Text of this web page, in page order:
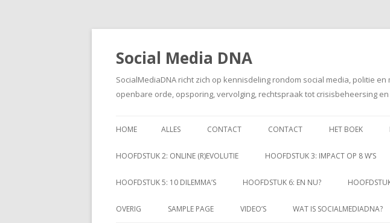
Social Media DNA
SocialMediaDNA richt zich op kennisdeling rondom social media, politie
openbare orde, opsporing, vervolging, rechtspraak tot crisisbeheersing en
HOME ALLES CONTACT CONTACT HET BOEK
HOOFDSTUK 2: ONLINE (R)EVOLUTIE HOOFDSTUK 3: IMPACT OP 8 W’S
HOOFDSTUK 5: 10 DILEMMA’S HOOFDSTUK 6: EN NU?
OVERIG SAMPLE PAGE VIDEO’S WAT IS SOCIALMEDIADNA?